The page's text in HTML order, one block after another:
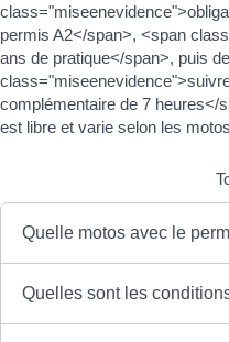
permis A2</span>, <span
ans de pratique</span>, puis
complémentaire de 7 heures</
est libre et varie selon les
Quelle motos avec le
Quelles sont les